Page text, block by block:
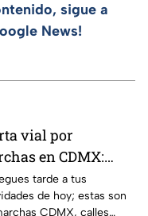
sigue a
News!
vial por
en CDMX:
retiran
en Canela y Eje
tarde a tus
de hoy; estas son
CDMX, calles